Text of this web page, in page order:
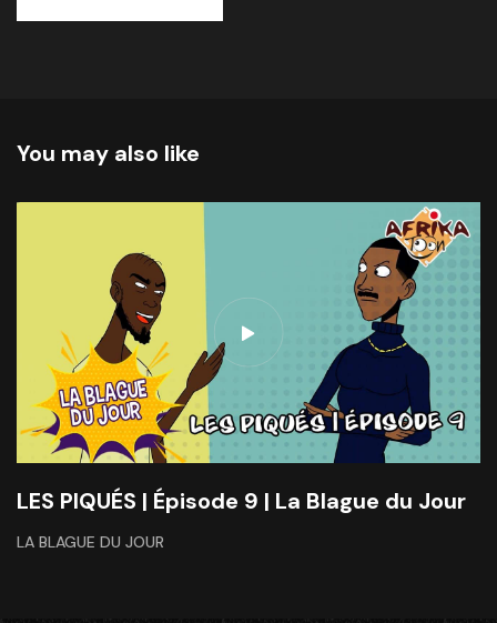
You may also like
LES PIQUÉS | Épisode 9 | La Blague du Jour
LA BLAGUE DU JOUR